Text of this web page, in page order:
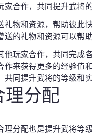
合作，共同提升武将的
礼物和资源，帮助彼此
送的礼物和资源可以帮
他玩家合作，共同完成
作来获得更多的经验值
同提升武将的等级和实
理分配
理分配也是提升武将等